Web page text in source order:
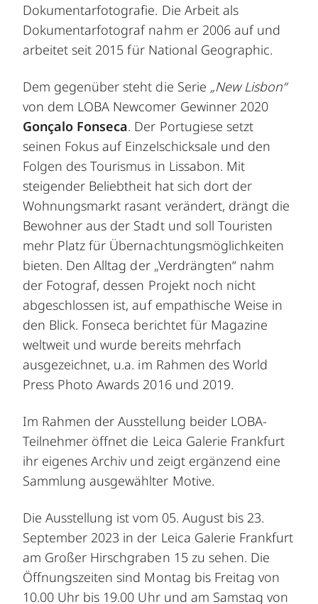
Dokumentarfotografie. Die Arbeit als
Dokumentarfotograf nahm er 2006 auf und
arbeitet seit 2015 für National Geographic.
Dem gegenüber steht die Serie „New Lisbon“
von dem LOBA Newcomer Gewinner 2020
Gonçalo Fonseca. Der Portugiese setzt
seinen Fokus auf Einzelschicksale und den
Folgen des Tourismus in Lissabon. Mit
steigender Beliebtheit hat sich dort der
Wohnungsmarkt rasant verändert, drängt die
Bewohner aus der Stadt und soll Touristen
mehr Platz für Übernachtungsmöglichkeiten
bieten. Den Alltag der „Verdrängten“ nahm
der Fotograf, dessen Projekt noch nicht
abgeschlossen ist, auf empathische Weise in
den Blick. Fonseca berichtet für Magazine
weltweit und wurde bereits mehrfach
ausgezeichnet, u.a. im Rahmen des World
Press Photo Awards 2016 und 2019.
Im Rahmen der Ausstellung beider LOBA-
Teilnehmer öffnet die Leica Galerie Frankfurt
ihr eigenes Archiv und zeigt ergänzend eine
Sammlung ausgewählter Motive.
Die Ausstellung ist vom 05. August bis 23.
September 2023 in der Leica Galerie Frankfurt
am Großer Hirschgraben 15 zu sehen. Die
Öffnungszeiten sind Montag bis Freitag von
10.00 Uhr bis 19.00 Uhr und am Samstag von